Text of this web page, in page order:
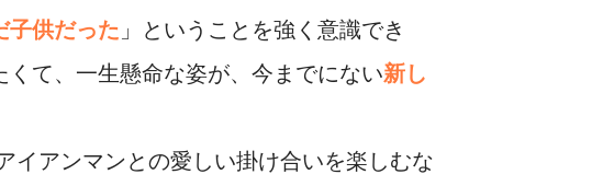
子供だった 」ということを強く意識でき
て、一生懸命な姿が、今までにない新し
イアンマンとの愛しい掛け合いを楽しむな